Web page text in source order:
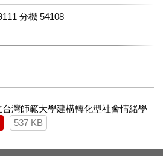
分機 54108
灣師範大學建構轉化型社會情緒學
537 KB